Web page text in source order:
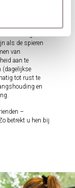
bewegen of de
als de spieren
van
aan te
(dagelijkse
tot rust te
en
–
betrekt u hen bij